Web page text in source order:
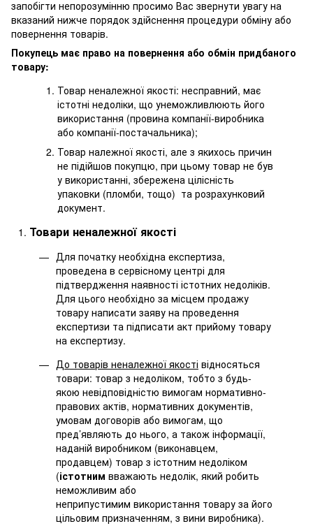
запобігти непорозумінню просимо Вас звернути увагу на
вказаний нижче порядок здійснення процедури обміну або
повернення товарів.
Покупець має право на повернення або обмін придбаного
товару:
Товар неналежної якості: несправний, має
істотні недоліки, що унеможливлюють його
використання (провина компанії-виробника
або компанії-постачальника);
Товар належної якості, але з якихось причин
не підійшов покупцю, при цьому товар не був
у використанні, збережена цілісність
упаковки (пломби, тощо) та розрахунковий
документ.
Товари неналежної якості
Для початку необхідна експертиза,
проведена в сервісному центрі для
підтвердження наявності істотних недоліків.
Для цього необхідно за місцем продажу
товару написати заяву на проведення
експертизи та підписати акт прийому товару
на експертизу.
До товарів неналежної якості відносяться
товари: товар з недоліком, тобто з будь-
якою невідповідністю вимогам нормативно-
правових актів, нормативних документів,
умовам договорів або вимогам, що
пред’являють до нього, а також інформації,
наданій виробником (виконавцем,
продавцем) товар з істотним недоліком
(істотним вважають недолік, який робить
неможливим або
неприпустимим використання товару за його
цільовим призначенням, з вини виробника).